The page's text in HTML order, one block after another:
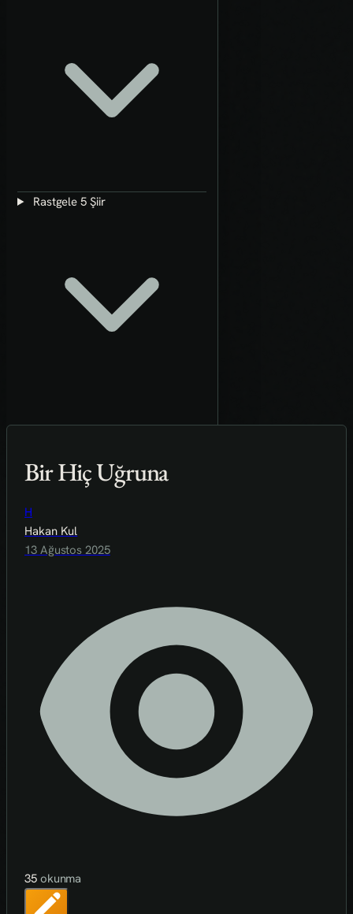
Rastgele 5 Şiir
Bir Hiç Uğruna
H
Hakan Kul
13 Ağustos 2025
35 okunma